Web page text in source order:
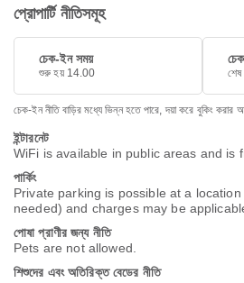
প্রোপার্টি নীতিসমূহ
চেক-ইন সময়
শুরু হয় 14.00
চেক-ইন নীতি বাড়ির মধ্যে ভিন্ন হতে পারে, দয়া করে বুকিং
ইন্টারনেট
WiFi is available in public areas and is
পার্কিং
Private parking is possible at a
needed) and charges may be
পোষা প্রাণীর জন্য নীতি
Pets are not allowed.
শিশুদের এবং অতিরিক্ত বেডের নীতি